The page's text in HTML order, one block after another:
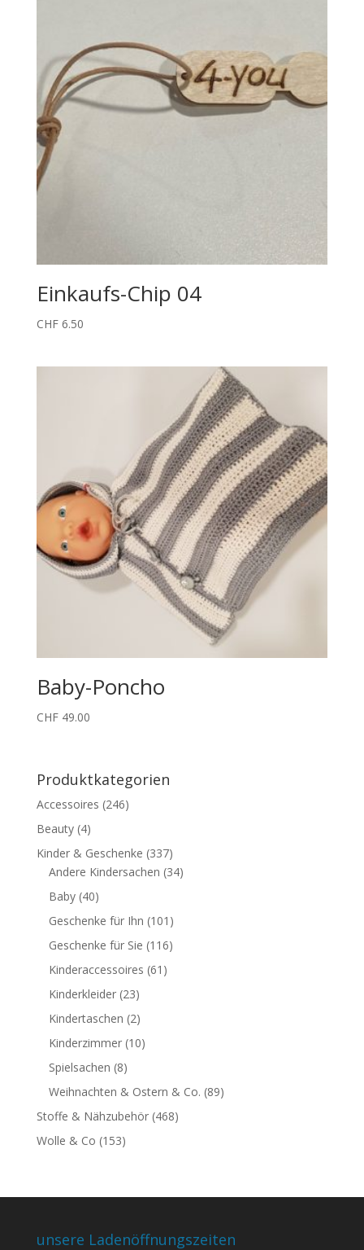
Einkaufs-Chip 04
CHF6.50
Baby-Poncho
CHF49.00
Produktkategorien
Accessoires (246)
Beauty (4)
Kinder & Geschenke (337)
Andere Kindersachen (34)
Baby (40)
Geschenke für Ihn (101)
Geschenke für Sie (116)
Kinderaccessoires (61)
Kinderkleider (23)
Kindertaschen (2)
Kinderzimmer (10)
Spielsachen (8)
Weihnachten & Ostern & Co. (89)
Stoffe & Nähzubehör (468)
Wolle & Co (153)
unsere Ladenöffnungszeiten